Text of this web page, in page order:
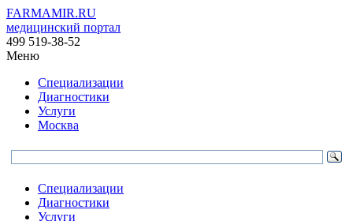
FARMAMIR.RU
медицинский портал
499 519-38-52
Меню
Специализации
Диагностики
Услуги
Москва
Специализации
Диагностики
Услуги